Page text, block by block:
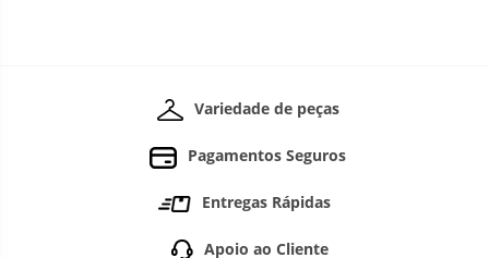
Variedade de peças
Pagamentos Seguros
Entregas Rápidas
Apoio ao Cliente